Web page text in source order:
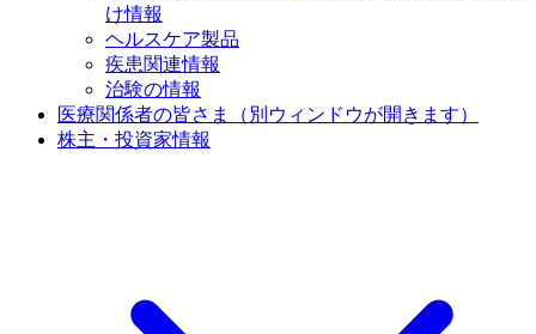
け情報
ヘルスケア製品
疾患関連情報
治験の情報
医療関係者の皆さま
（別ウィンドウが開きます）
株主・投資家情報